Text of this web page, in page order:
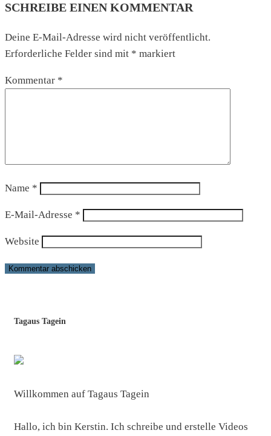
SCHREIBE EINEN KOMMENTAR
Deine E-Mail-Adresse wird nicht veröffentlicht.
Erforderliche Felder sind mit * markiert
Kommentar *
Name *
E-Mail-Adresse *
Website
Tagaus Tagein
Willkommen auf Tagaus Tagein
Hallo, ich bin Kerstin. Ich schreibe und erstelle Videos